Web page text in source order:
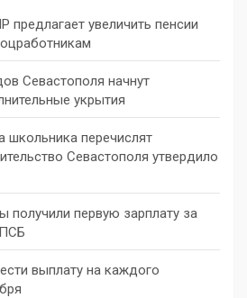
увеличить пенсии
Севастополя начнут
укрытия
школьника перечислят
Севастополя утвердило
получили первую зарплату за
выплату на каждого